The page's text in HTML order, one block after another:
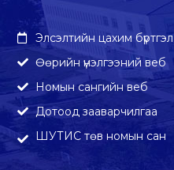
Элсэлтийн цахим бүртгэл
Өөрийн үнэлгээний веб
Номын сангийн веб
Дотоод зааварчилгаа
ШУТИС төв номын сан